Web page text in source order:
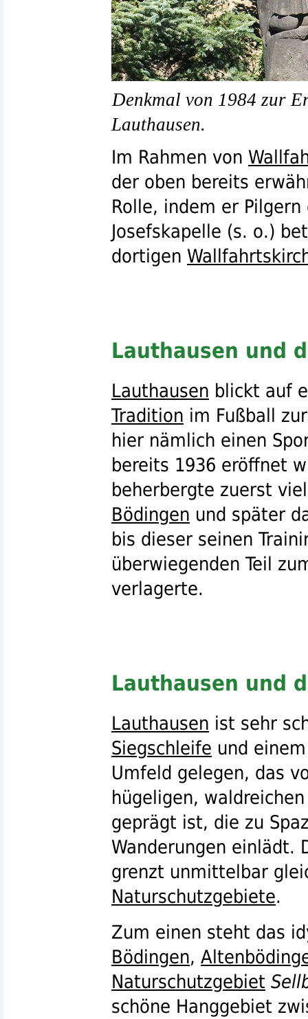
Denkmal von 1984 zur
Lauthausen.
Im Rahmen von
der oben bereits
Rolle, indem er
Josefskapelle (s. o.)
dortigen
Lauthausen und
Lauthausen blickt auf
Tradition im Fußball
hier nämlich einen
bereits 1936 eröffnet
beherbergte zuerst
Bödingen und später
bis dieser seinen
überwiegenden Teil
verlagerte.
Lauthausen und
Lauthausen ist sehr
Siegschleife und
Umfeld gelegen, das
hügeligen,
geprägt ist, die zu
Wanderungen einlädt.
grenzt unmittelbar
Naturschutzgebiete.
Zum einen steht das
Bödingen,
Naturschutzgebiet
schöne Hanggebiet